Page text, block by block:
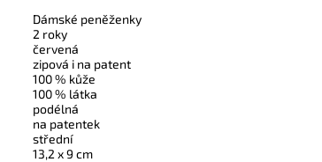
Dámské peněženky
2 roky
červená
zipová i na patent
100 % kůže
100 % látka
podélná
na patentek
střední
13,2 x 9 cm